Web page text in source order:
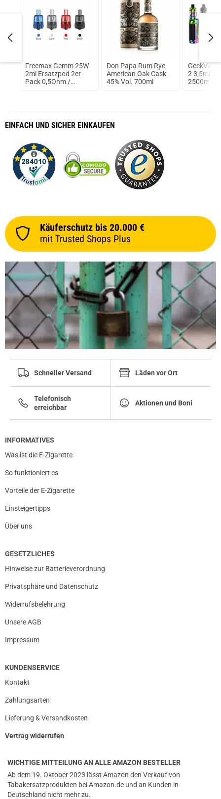
prev
Freemax Gemm 25W
2ml Ersatzpod 2er
Pack 0,5Ohm /
Don Papa Rum Rye
American Oak Cask
45% Vol. 700ml
2 3,5ml
2500mAh
EINFACH UND SICHER EINKAUFEN
Käuferschutz bis 20.000 €
mit Trusted Shops Plus
Schneller Versand Läden vor Ort
Telefonisch
erreichbar
Aktionen und Boni
INFORMATIVES
Was ist die E-Zigarette
So funktioniert es
Vorteile der E-Zigarette
Einsteigertipps
Über uns
GESETZLICHES
Hinweise zur Batterieverordnung
Privatsphäre und Datenschutz
Widerrufsbelehrung
Unsere AGB
Impressum
KUNDENSERVICE
Kontakt
Zahlungsarten
Lieferung & Versandkosten
Vertrag widerrufen
WICHTIGE MITTEILUNG AN ALLE AMAZON BESTELLER
Ab dem 19. Oktober 2023 lässt Amazon den Verkauf von
Tabakersatzprodukten bei Amazon.de und an Kunden in
Deutschland nicht mehr zu.